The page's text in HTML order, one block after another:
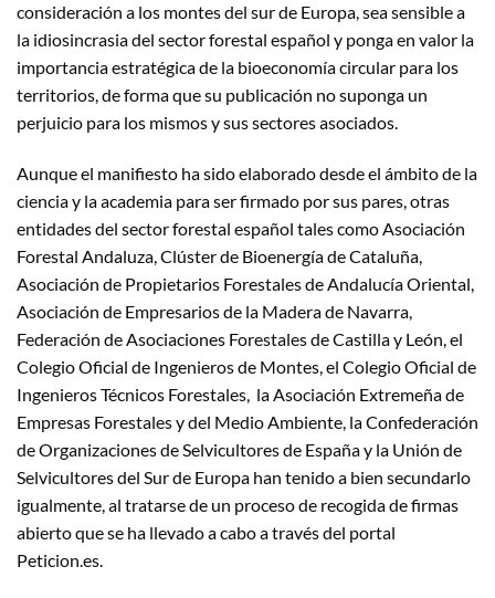
consideración a los montes del sur de Europa, sea sensible a
la idiosincrasia del sector forestal español y ponga en valor la
importancia estratégica de la bioeconomía circular para los
territorios, de forma que su publicación no suponga un
perjuicio para los mismos y sus sectores asociados.
Aunque el manifiesto ha sido elaborado desde el ámbito de la
ciencia y la academia para ser firmado por sus pares, otras
entidades del sector forestal español tales como Asociación
Forestal Andaluza, Clúster de Bioenergía de Cataluña,
Asociación de Propietarios Forestales de Andalucía Oriental,
Asociación de Empresarios de la Madera de Navarra,
Federación de Asociaciones Forestales de Castilla y León, el
Colegio Oficial de Ingenieros de Montes, el Colegio Oficial de
Ingenieros Técnicos Forestales, la Asociación Extremeña de
Empresas Forestales y del Medio Ambiente, la Confederación
de Organizaciones de Selvicultores de España y la Unión de
Selvicultores del Sur de Europa han tenido a bien secundarlo
igualmente, al tratarse de un proceso de recogida de firmas
abierto que se ha llevado a cabo a través del portal
Peticion.es.